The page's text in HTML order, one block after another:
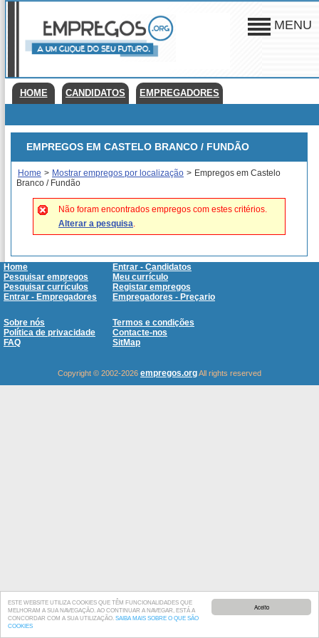
Aceito
ESTE WEBSITE UTILIZA COOKIES QUE TÊM FUNCIONALIDADES QUE
MELHORAM A SUA NAVEGAÇÃO. AO CONTINUAR A NAVEGAR, ESTÁ A
CONCORDAR COM A SUA UTILIZAÇÃO. SAIBA MAIS SOBRE O QUE SÃO
COOKIES
MENU
HOME CANDIDATOS EMPREGADORES
EMPREGOS EM CASTELO BRANCO / FUNDÃO
Home > Mostrar empregos por localização > Empregos em Castelo
Branco / Fundão
Não foram encontrados empregos com estes critérios.
Alterar a pesquisa.
Home
Entrar - Candidatos
Pesquisar empregos
Meu currículo
Pesquisar currículos
Registar empregos
Entrar - Empregadores
Empregadores - Preçario
Sobre nós
Termos e condições
Política de privacidade
Contacte-nos
FAQ
SitMap
Copyright © 2002-2026 empregos.orgAll rights reserved